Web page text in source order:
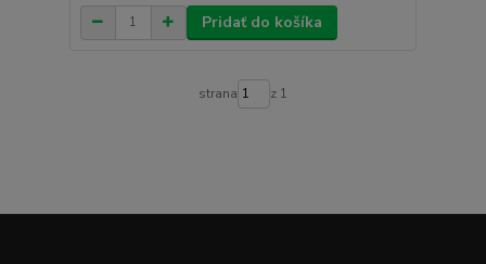
Pridať do košíka
strana z 1